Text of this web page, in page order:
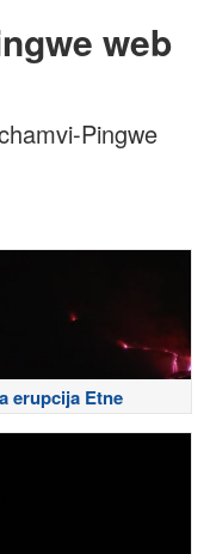
web
Pingwe
erupcija Etne